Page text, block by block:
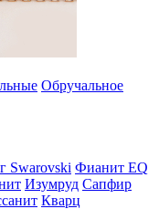
Обручальное
Swarovski Фианит EQ
Изумруд Сапфир
Кварц